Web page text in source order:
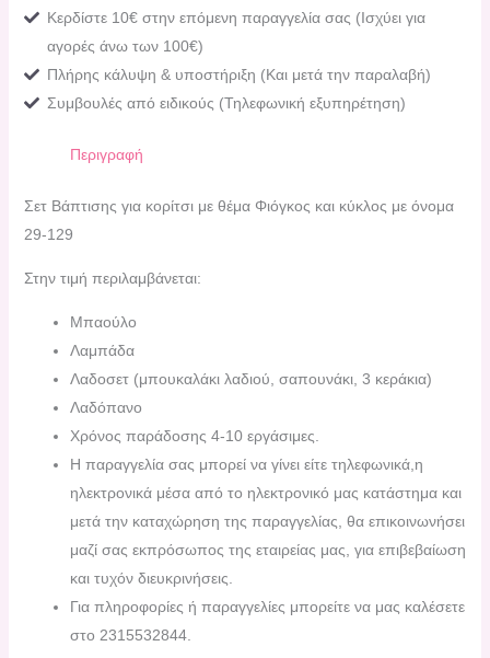
Κερδίστε 10€ στην επόμενη παραγγελία σας (Ισχύει για
αγορές άνω των 100€)
Πλήρης κάλυψη & υποστήριξη (Και μετά την παραλαβή)
Συμβουλές από ειδικούς (Τηλεφωνική εξυπηρέτηση)
Περιγραφή
Σετ Βάπτισης για κορίτσι με θέμα Φιόγκος και κύκλος με όνομα
29-129
Στην τιμή περιλαμβάνεται:
Μπαούλο
Λαμπάδα
Λαδοσετ (μπουκαλάκι λαδιού, σαπουνάκι, 3 κεράκια)
Λαδόπανο
Χρόνος παράδοσης 4-10 εργάσιμες.
H παραγγελία σας μπορεί να γίνει είτε τηλεφωνικά,η
ηλεκτρονικά μέσα από το ηλεκτρονικό μας κατάστημα και
μετά την καταχώρηση της παραγγελίας, θα επικοινωνήσει
μαζί σας εκπρόσωπος της εταιρείας μας, για επιβεβαίωση
και τυχόν διευκρινήσεις.
Για πληροφορίες ή παραγγελίες μπορείτε να μας καλέσετε
στο 2315532844.